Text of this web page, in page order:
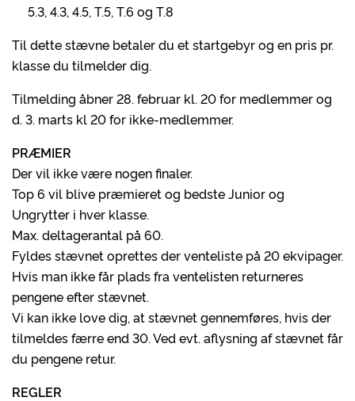
5.3, 4.3, 4.5, T.5, T.6 og T.8
Til dette stævne betaler du et startgebyr og en pris pr.
klasse du tilmelder dig.
Tilmelding åbner 28. februar kl. 20 for medlemmer og
d. 3. marts kl 20 for ikke-medlemmer.
PRÆMIER
Der vil ikke være nogen finaler.
Top 6 vil blive præmieret og bedste Junior og
Ungrytter i hver klasse.
Max. deltagerantal på 60.
Fyldes stævnet oprettes der venteliste på 20 ekvipager.
Hvis man ikke får plads fra ventelisten returneres
pengene efter stævnet.
Vi kan ikke love dig, at stævnet gennemføres, hvis der
tilmeldes færre end 30. Ved evt. aflysning af stævnet får
du pengene retur.
REGLER